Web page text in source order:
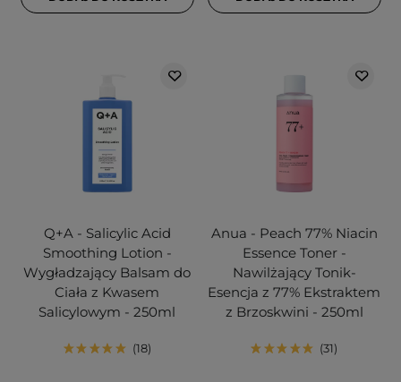
Q+A - Salicylic Acid
Smoothing Lotion -
Wygładzający Balsam do
Ciała z Kwasem
Salicylowym - 250ml
18
Anua - Peach 77% Niacin
Essence Toner -
Nawilżający Tonik-
Esencja z 77% Ekstraktem
z Brzoskwini - 250ml
31